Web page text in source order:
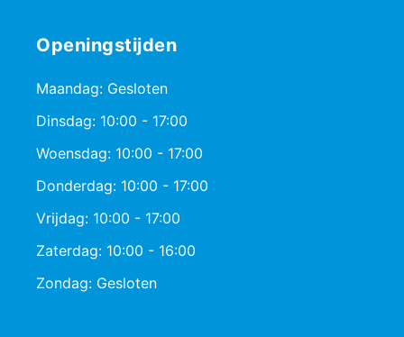
Openingstijden
Maandag: Gesloten
Dinsdag: 10:00 - 17:00
Woensdag: 10:00 - 17:00
Donderdag: 10:00 - 17:00
Vrijdag: 10:00 - 17:00
Zaterdag: 10:00 - 16:00
Zondag: Gesloten